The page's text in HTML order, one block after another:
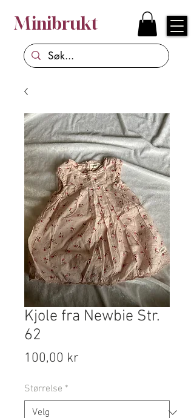
Minibrukt
Kjole fra Newbie Str.
62
100,00 kr
Størrelse *